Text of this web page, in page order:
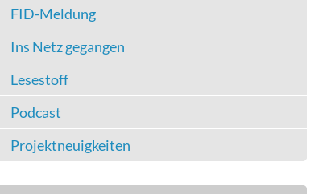
FID-Meldung
Ins Netz gegangen
Lesestoff
Podcast
Projektneuigkeiten